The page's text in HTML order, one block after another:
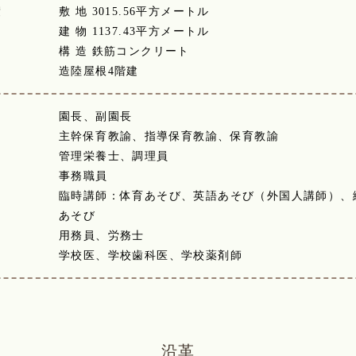
敷 地 3015.56平方メートル
建 物 1137.43平方メートル
構 造 鉄筋コンクリート
造陸屋根4階建
園長、副園長
主幹保育教諭、指導保育教諭、保育教諭
管理栄養士、調理員
事務職員
臨時講師：体育あそび、英語あそび（外国人講師）、
あそび
用務員、労務士
学校医、学校歯科医、学校薬剤師
沿革